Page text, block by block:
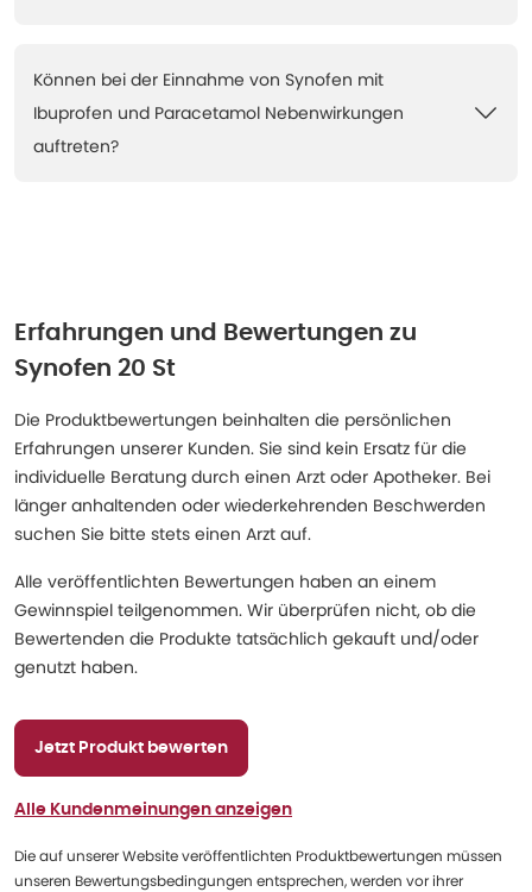
Können bei der Einnahme von Synofen mit
Ibuprofen und Paracetamol Nebenwirkungen
auftreten?
Erfahrungen und Bewertungen zu
Synofen 20 St
Die Produktbewertungen beinhalten die persönlichen
Erfahrungen unserer Kunden. Sie sind kein Ersatz für die
individuelle Beratung durch einen Arzt oder Apotheker. Bei
länger anhaltenden oder wiederkehrenden Beschwerden
suchen Sie bitte stets einen Arzt auf.
Alle veröffentlichten Bewertungen haben an einem
Gewinnspiel teilgenommen. Wir überprüfen nicht, ob die
Bewertenden die Produkte tatsächlich gekauft und/oder
genutzt haben.
Jetzt Produkt bewerten
Alle Kundenmeinungen anzeigen
Die auf unserer Website veröffentlichten Produktbewertungen müssen
unseren Bewertungsbedingungen entsprechen, werden vor ihrer